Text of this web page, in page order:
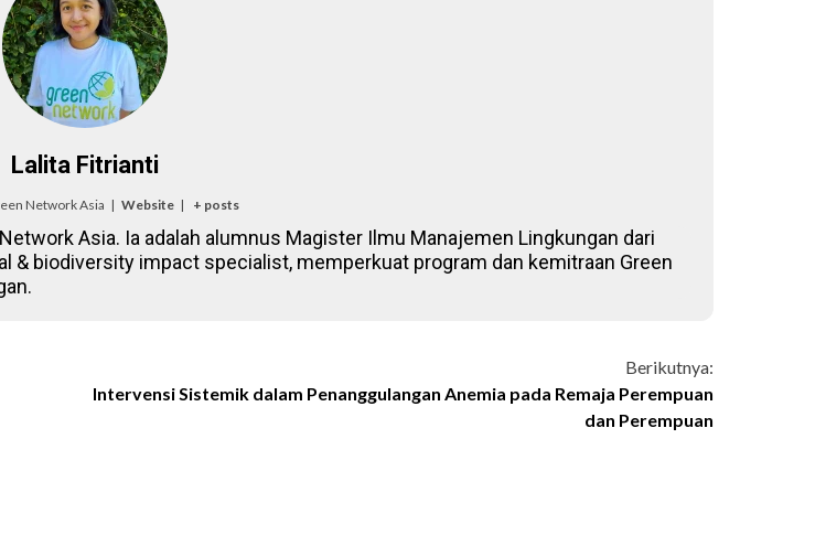
Lalita Fitrianti
Network Asia | Website | + posts
Asia. Ia adalah alumnus Magister Ilmu Manajemen Lingkungan dari
& biodiversity impact specialist, memperkuat program dan kemitraan Green
Berikutnya:
Intervensi Sistemik dalam Penanggulangan Anemia pada Remaja Perempuan
dan Perempuan